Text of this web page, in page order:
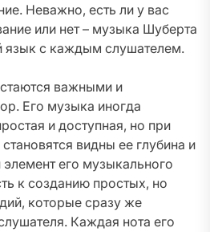
Неважно, есть ли у вас
или нет – музыка Шуберта
язык с каждым слушателем.
важными и
Его музыка иногда
и доступная, но при
видны ее глубина и
его музыкального
к созданию простых, но
которые сразу же
Каждая нота его